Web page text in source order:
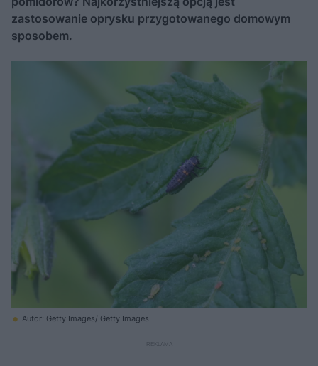
zastosowanie oprysku przygotowanego domowym
sposobem.
Autor: Getty Images/ Getty Images